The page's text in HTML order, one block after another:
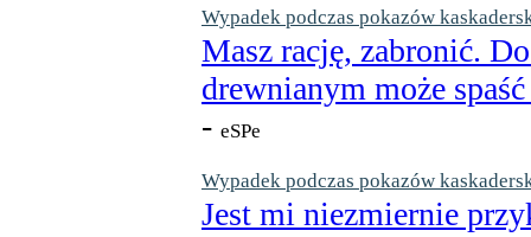
Wypadek podczas pokazów
Masz rację, zabronić.
drewnianym może
- eSPe
Wypadek podczas pokazów
Jest mi niezmiernie